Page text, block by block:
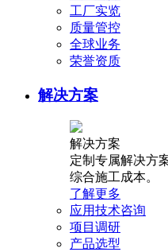
工厂实览
质量管控
全球业务
荣誉资质
解决方案
解决方案
定制专属解决方
综合施工成本。
了解更多
应用技术咨询
项目调研
产品选型